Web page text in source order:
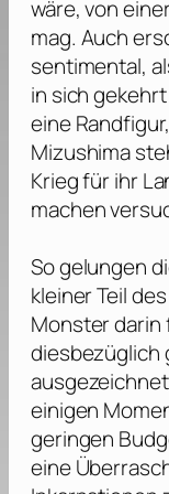
wäre, von
mag. Auch
sentimental,
in sich
eine
Mizushima
Krieg für ihr
machen
So gelungen
kleiner Teil
Monster
diesbezüglich
einigen
geringen
eine